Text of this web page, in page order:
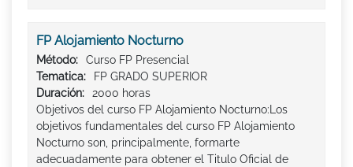
FP Alojamiento Nocturno
Método:
Curso FP Presencial
Tematica:
FP GRADO SUPERIOR
Duración:
2000 horas
Objetivos del curso FP Alojamiento Nocturno:Los
objetivos fundamentales del curso FP Alojamiento
Nocturno son, principalmente, formarte
adecuadamente para obtener el Titulo Oficial de